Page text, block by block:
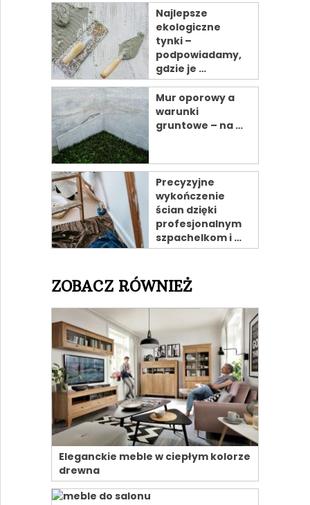
Najlepsze
ekologiczne
tynki –
podpowiadamy,
gdzie je …
Mur oporowy a
warunki
gruntowe – na …
Precyzyjne
wykończenie
ścian dzięki
profesjonalnym
szpachelkom i …
ZOBACZ RÓWNIEŻ
Eleganckie meble w ciepłym kolorze
drewna